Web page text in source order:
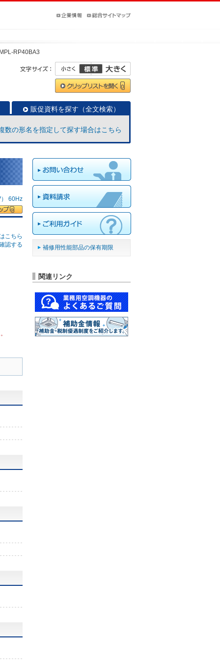
RP40BA3
販促資料を探す（全文検索）
数の形名を指定して探す場合はこちら
60Hz
こちら
認する
補修用性能部品の保有期限
関連リンク